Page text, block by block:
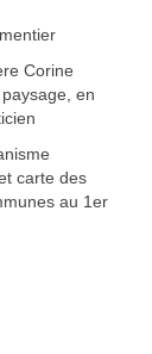
Corine
en
carte des
au 1er